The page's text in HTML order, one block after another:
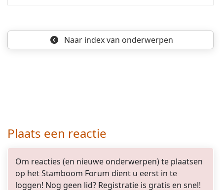
Naar indexvan onderwerpen
Plaats een reactie
Om reacties (en nieuwe onderwerpen) te plaatsen
op het Stamboom Forum dient u eerst in te
loggen! Nog geen lid? Registratie is gratis en snel!